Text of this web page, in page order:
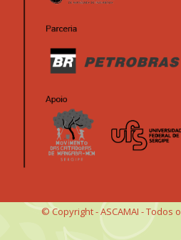
© Copyright - ASCAMAI - Todos